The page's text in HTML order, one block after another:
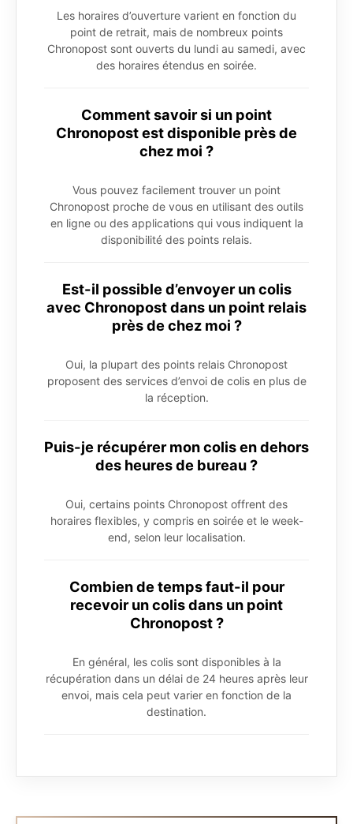
Les horaires d’ouverture varient en fonction du
point de retrait, mais de nombreux points
Chronopost sont ouverts du lundi au samedi, avec
des horaires étendus en soirée.
Comment savoir si un point
Chronopost est disponible près de
chez moi ?
Vous pouvez facilement trouver un point
Chronopost proche de vous en utilisant des outils
en ligne ou des applications qui vous indiquent la
disponibilité des points relais.
Est-il possible d’envoyer un colis
avec Chronopost dans un point relais
près de chez moi ?
Oui, la plupart des points relais Chronopost
proposent des services d’envoi de colis en plus de
la réception.
Puis-je récupérer mon colis en dehors
des heures de bureau ?
Oui, certains points Chronopost offrent des
horaires flexibles, y compris en soirée et le week-
end, selon leur localisation.
Combien de temps faut-il pour
recevoir un colis dans un point
Chronopost ?
En général, les colis sont disponibles à la
récupération dans un délai de 24 heures après leur
envoi, mais cela peut varier en fonction de la
destination.